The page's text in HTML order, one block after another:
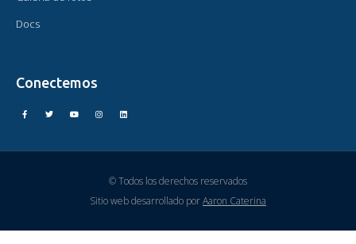
Docs
Conectemos
© Todos los derechos reservados
Sitio web desarrollado porAaron Caterina